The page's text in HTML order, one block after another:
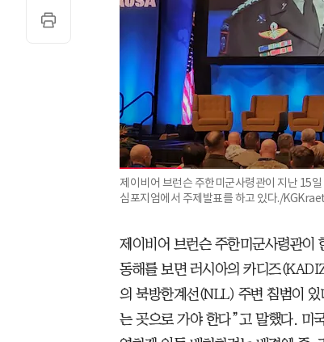
제이비어 브런슨 주한미군사령관이 지난 15
심포지엄에서 주제발표를 하고 있다./
제이비어 브런슨 주한미군사령관이
동해를 보면 러시아의 카디즈
의 북방한계선(NLL) 주변 침범이
는 곳으로 가야 한다”고 말했다. 미